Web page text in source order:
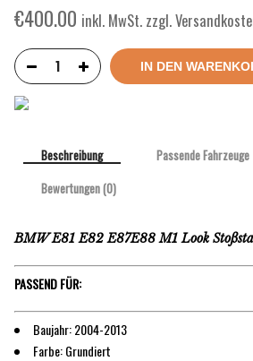
€400.00 inkl. MwSt. zzgl.
IN DEN
Beschreibung
Passende Fahrzeuge
Bewertungen (0)
BMW E81 E82 E87E88 M1 Look
PASSEND FÜR:
Baujahr: 2004-2013
Farbe: Grundiert